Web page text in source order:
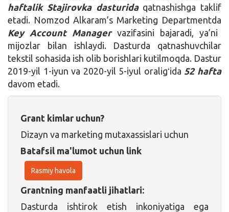
haftalik Stajirovka dasturidaqatnashishga taklif
etadi. Nomzod Alkaram’s Marketing Departmentda
Key Account Manager vazifasini bajaradi, ya’ni
mijozlar bilan ishlaydi. Dasturda qatnashuvchilar
tekstil sohasida ish olib borishlari kutilmoqda. Dastur
2019-yil 1-iyun va 2020-yil 5-iyul oraligʻida 52 hafta
davom etadi.
Grant kimlar uchun?
Dizayn va marketing mutaxassislari uchun
Batafsil ma'lumot uchun link
Rasmiy havola
Grantning manfaatli jihatlari:
Dasturda ishtirok etish inkoniyatiga ega